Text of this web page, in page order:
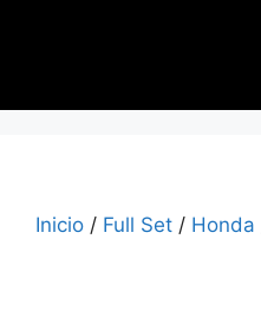
Inicio / Full Set / Honda